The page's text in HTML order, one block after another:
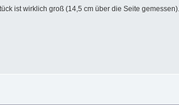
ist wirklich groß (14,5 cm über die Seite